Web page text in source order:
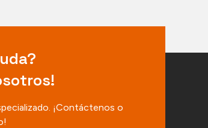
¡Contáctenos o